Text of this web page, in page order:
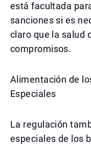
está facultada
sanciones si es
claro que la salud
compromisos.
Alimentación de
Especiales
La regulación
especiales de los